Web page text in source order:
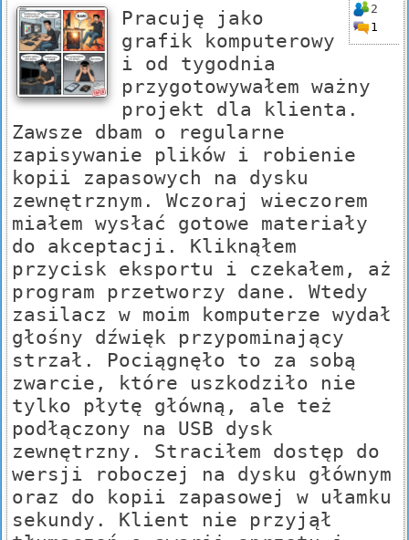
2
1
Pracuję jako
grafik komputerowy
i od tygodnia
przygotowywałem ważny
projekt dla klienta.
Zawsze dbam o regularne
zapisywanie plików i robienie
kopii zapasowych na dysku
zewnętrznym. Wczoraj wieczorem
miałem wysłać gotowe materiały
do akceptacji. Kliknąłem
przycisk eksportu i czekałem, aż
program przetworzy dane. Wtedy
zasilacz w moim komputerze wydał
głośny dźwięk przypominający
strzał. Pociągnęło to za sobą
zwarcie, które uszkodziło nie
tylko płytę główną, ale też
podłączony na USB dysk
zewnętrzny. Straciłem dostęp do
wersji roboczej na dysku głównym
oraz do kopii zapasowej w ułamku
sekundy. Klient nie przyjął